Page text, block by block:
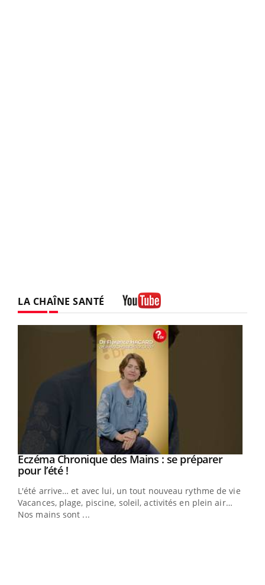
LA CHAÎNE SANTÉ
Youtube
Eczéma Chronique des Mains : se préparer
pour l’été !Youtube
L'été arrive… et avec lui, un tout nouveau rythme de vie !
Vacances, plage, piscine, soleil, activités en plein air…
Nos mains sont ...